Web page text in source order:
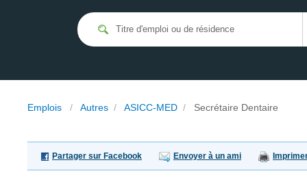
Emplois / Autres / ASICC-MED / Secrétaire Dentaire
Partager sur Facebook Envoyer à un ami